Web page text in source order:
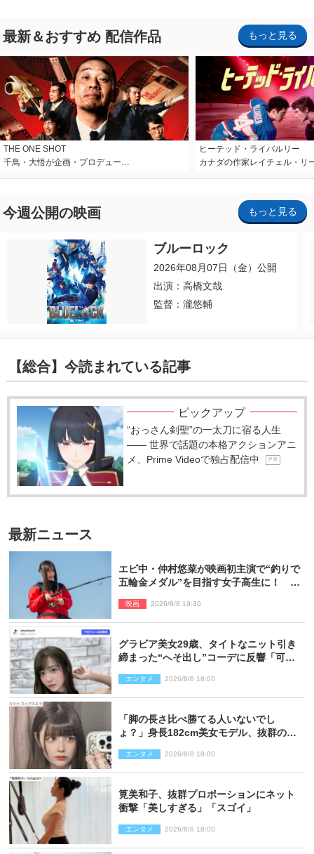
最新＆おすすめ 配信作品 もっと見る
THE ONE SHOT
千鳥・大悟が企画・プロデュー…
ヒーテッド・ライバルリー
カナダの作家レイチェル・リ
今週公開の映画 もっと見る
ブルーロック
2026年08月07日（金）公開
出演：高橋文哉
監督：瀧悠輔
【総合】今読まれている記事
ピックアップ
“おっさん剣聖”の一太刀に宿る人生
―― 世界で話題の本格アクションアニ
メ、Prime Videoで独占配信中
P R
最新ニュース
エビ中・仲村悠菜が映画初主演で“釣りで
五輪金メダル”を目指す女子高生に！ 映
映画 2026/8/8 19:30
グラビア美女29歳、タイトなニット引き
締まった“へそ出し”コーデに反響「可愛
エンタメ 2026/8/8 18:00
「脚の長さ比べ勝てる人いないでし
ょ？」身長182cm美女モデル、抜群のプ
エンタメ 2026/8/8 18:00
筧美和子、抜群プロポーションにネット
衝撃「美しすぎる」「スゴイ」
エンタメ 2026/8/8 18:00